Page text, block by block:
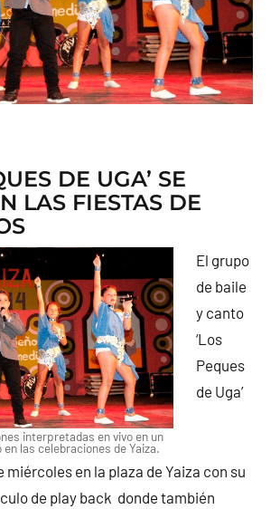
DE UGA’ SE
LAS FIESTAS DE
interpretadas en vivo en un
en las celebraciones de Yaiza.
El grupo
de baile
y canto
‘Los
Peques
de Uga’
miércoles en la plaza de Yaiza con su
de play back donde también